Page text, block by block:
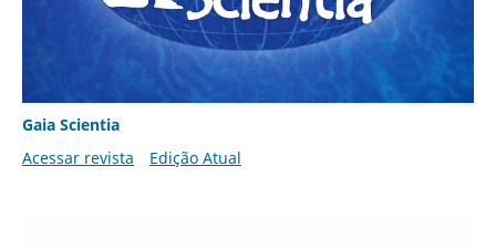
Gaia Scientia
Acessar revista
Edição Atual